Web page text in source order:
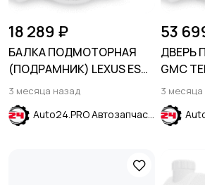
18 289 ₽
БАЛКА ПОДМОТОРНАЯ
(ПОДРАМНИК) LEXUS ES
2012-2018
3 месяца назад
Auto24.PRO Автозапчасти
53
ДВЕРЬ
GMC
3 месяца